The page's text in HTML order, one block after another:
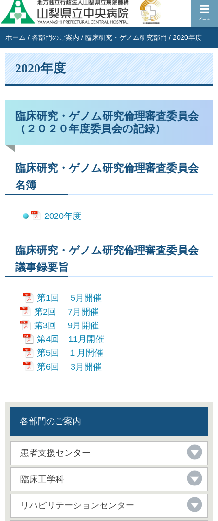
メニュ
ホーム /各部門のご案内 /臨床研究・ゲノム研究部門 / 2020年度
2020年度
臨床研究・ゲノム研究倫理審査委員会
（２０２０年度委員会の記録）
臨床研究・ゲノム研究倫理審査委員会
名簿
2020年度
臨床研究・ゲノム研究倫理審査委員会
議事録要旨
第1回 5月開催
第2回 7月開催
第3回 9月開催
第4回 11月開催
第5回 １月開催
第6回 3月開催
各部門のご案内
患者支援センター
臨床工学科
リハビリテーションセンター